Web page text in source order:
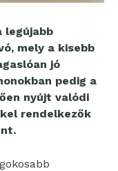
legújabb
mely a kisebb
jó
pedig a
nyújt valódi
rendelkezők